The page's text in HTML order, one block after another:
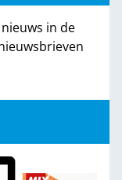
in de